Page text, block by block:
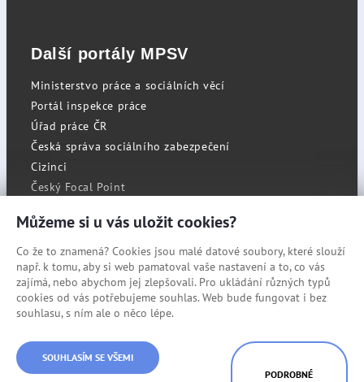
Další portály MPSV
Ministerstvo práce a sociálních věcí
Portál inspekce práce
Úřad práce ČR
Česká správa sociálního zabezpečení
Cizinci
Český Focal Point
RSS
Cookies
Prohlášení o přístupnosti
Mapa stránek
© Státní úřad inspekce práce
Můžeme si u vás uložit cookies?
Co že to znamená? Cookies jsou malé datové soubory, které slouží
např. k tomu, aby si web pamatoval vaše nastavení a to, co vás
zajímá, nebo abychom jej zlepšovali. Pro ukládání různých typů
cookies od vás potřebujeme souhlas. Web bude fungovat i bez
souhlasu, s ním ale o něco lépe.
SOUHLASÍM SE VŠEMI
PODROBNÉ